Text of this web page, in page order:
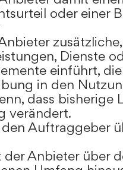
oder einer
Dienste
einführt,
in den
dass bisherige
verändert.
Auftraggeber
Anbieter über